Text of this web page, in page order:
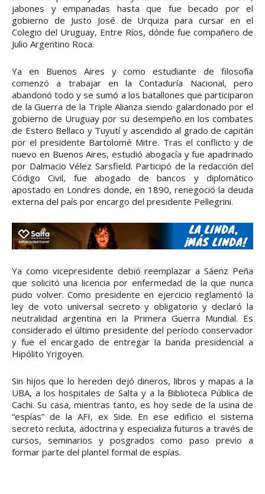
jabones y empanadas hasta que fue becado por el
gobierno de Justo José de Urquiza para cursar en el
Colegio del Uruguay, Entre Ríos, dónde fue compañero de
Julio Argentino Roca.
Ya en Buenos Aires y como estudiante de filosofía
comenzó a trabajar en la Contaduría Nacional, pero
abandonó todo y se sumó a los batallones que participaron
de la Guerra de la Triple Alianza siendo galardonado por el
gobierno de Uruguay por su desempeño en los combates
de Estero Bellaco y Tuyutí y ascendido al grado de capitán
por el presidente Bartolomé Mitre. Tras el conflicto y de
nuevo en Buenos Aires, estudió abogacía y fue apadrinado
por Dalmacio Vélez Sarsfield. Participó de la redacción del
Código Civil, fue abogado de bancos y diplomático
apostado en Londres donde, en 1890, renegoció la deuda
externa del país por encargo del presidente Pellegrini.
Ya como vicepresidente debió reemplazar a Sáenz Peña
que solicitó una licencia por enfermedad de la que nunca
pudo volver. Como presidente en ejercicio reglamentó la
ley de voto universal secreto y obligatorio y declaró la
neutralidad argentina en la Primera Guerra Mundial. Es
considerado el último presidente del período conservador
y fue el encargado de entregar la banda presidencial a
Hipólito Yrigoyen.
Sin hijos que lo hereden dejó dineros, libros y mapas a la
UBA, a los hospitales de Salta y a la Biblioteca Pública de
Cachi. Su casa, mientras tanto, es hoy sede de la usina de
“espías” de la AFI, ex Side. En ese edificio el sistema
secreto recluta, adoctrina y especializa futuros a través de
cursos, seminarios y posgrados como paso previo a
formar parte del plantel formal de espías.